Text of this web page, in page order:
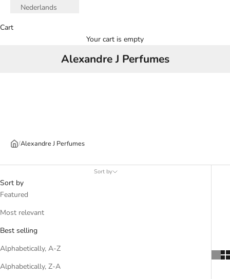
Nederlands
Cart
Your cart is empty
Alexandre J Perfumes
/Alexandre J Perfumes
Sort by
Sort by
Featured
Most relevant
Best selling
Alphabetically, A-Z
Alphabetically, Z-A